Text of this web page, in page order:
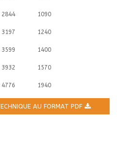
2844 1090
3197 1240
3599 1400
3932 1570
4776 1940
AU FORMAT PDF